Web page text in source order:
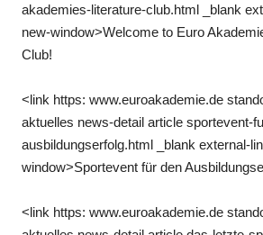
akademies-literature-club.html _blank
new-window>Welcome to Euro
Club!
<link https: www.euroakademie.de
aktuelles news-detail article sportevent-
ausbildungserfolg.html _blank external-
window>Sportevent für den
<link https: www.euroakademie.de